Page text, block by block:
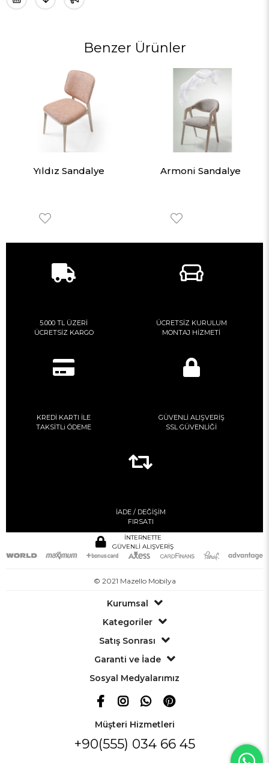
Benzer Ürünler
Yıldız Sandalye Armoni Sandalye
5.000 TL ÜZERİ
ÜCRETSİZ KARGO
ÜCRETSİZ KURULUM
MONTAJ HİZMETİ
KREDİ KARTI İLE
TAKSİTLi ÖDEME
GÜVENLİ ALIŞVERİŞ
SSL GÜVENLİĞİ
İADE / DEĞİŞİM
FIRSATI
İNTERNETTE
GÜVENLİ ALIŞVERİŞ
© 2021 Mazello Mobilya
Kurumsal
Kategoriler
Satış Sonrası
Garanti ve İade
Sosyal Medyalarımız
Müşteri Hizmetleri
+90(555) 034 66 45